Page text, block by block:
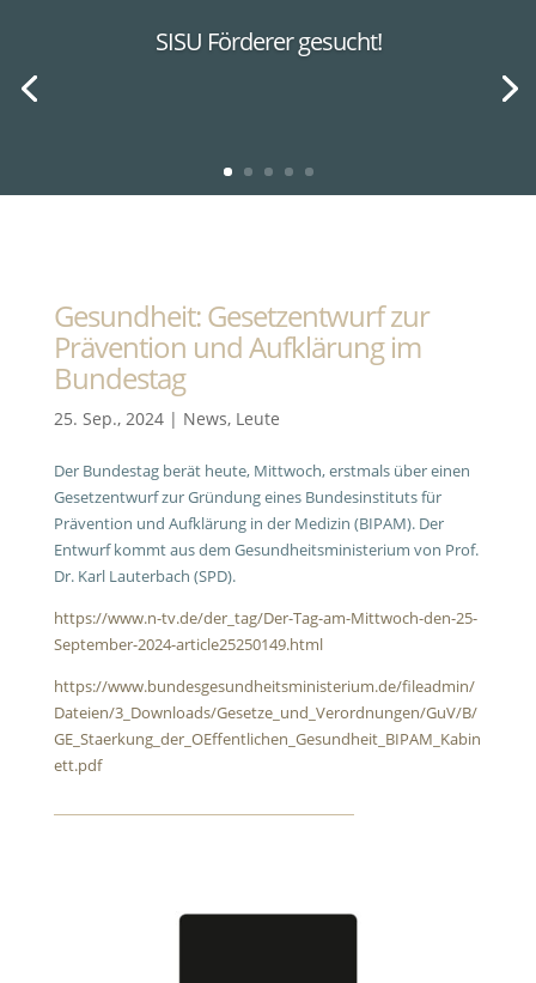
SISU Förderer gesucht!
Gesundheit: Gesetzentwurf zur
Prävention und Aufklärung im
Bundestag
25. Sep., 2024| News, Leute
Der Bundestag berät heute, Mittwoch, erstmals über einen
Gesetzentwurf zur Gründung eines Bundesinstituts für
Prävention und Aufklärung in der Medizin (BIPAM). Der
Entwurf kommt aus dem Gesundheitsministerium von Prof.
Dr. Karl Lauterbach (SPD).
https://www.n-tv.de/der_tag/Der-Tag-am-Mittwoch-den-25-
September-2024-article25250149.html
https://www.bundesgesundheitsministerium.de/fileadmin/
Dateien/3_Downloads/Gesetze_und_Verordnungen/GuV/B/
GE_Staerkung_der_OEffentlichen_Gesundheit_BIPAM_Kabin
ett.pdf